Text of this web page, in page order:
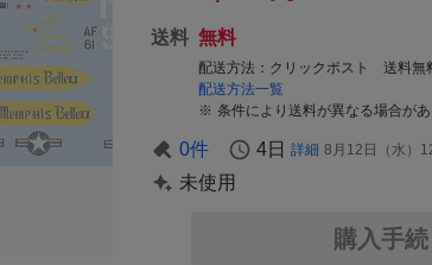
送料 無料
配送方法
配送方法一覧
条件により送料が異なる場合が
0件 4日 詳細 8月12日（水）
未使用
購入手